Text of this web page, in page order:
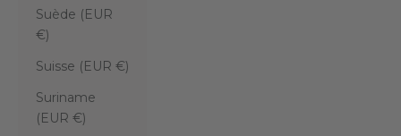
Suède (EUR
€)
Suisse (EUR €)
Suriname
(EUR €)